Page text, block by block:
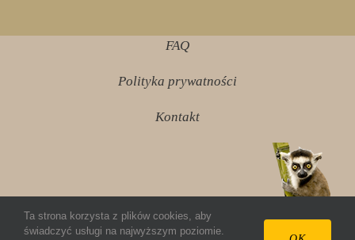
FAQ
Polityka prywatności
Kontakt
© 2012 ziembazmadagaskaru.pl Wszelkie prawa
Ta strona korzysta z plików cookies, aby
świadczyć usługi na najwyższym poziomie.